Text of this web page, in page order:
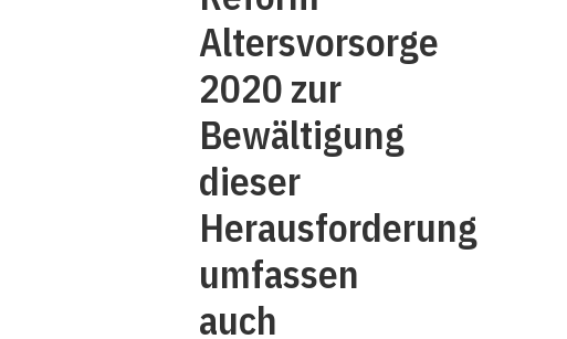
Altersvorsorge
2020 zur
Bewältigung
dieser
Herausforderung
umfassen
auch